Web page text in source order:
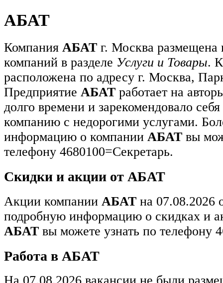
АБАТ
Компания АБАТ г. Москва размещена
компаний в разделе Услуги и Товары.
расположена по адресу г. Москва,
Предприятие АБАТ работает на
долго времени и зарекомендовало
компанию с недорогими услугами.
информацию о компании АБАТ вы
телефону 4680100=Секретарь.
Скидки и акции от АБАТ
Акции компании АБАТ на 07.08.2026
подробную информацию о скидках и
АБАТ вы можете узнать по телефону
Работа в АБАТ